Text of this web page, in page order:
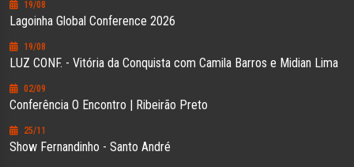
19/08
Lagoinha Global Conference 2026
19/08
LUZ CONF. - Vitória da Conquista com Camila Barros e Midian Lima
02/09
Conferência O Encontro | Ribeirão Preto
25/11
Show Fernandinho - Santo André